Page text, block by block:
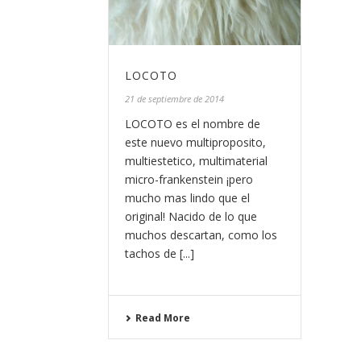
LOCOTO
21 de septiembre de 2014
LOCOTO es el nombre de
este nuevo multiproposito,
multiestetico, multimaterial
micro-frankenstein ¡pero
mucho mas lindo que el
original! Nacido de lo que
muchos descartan, como los
tachos de [...]
Read More